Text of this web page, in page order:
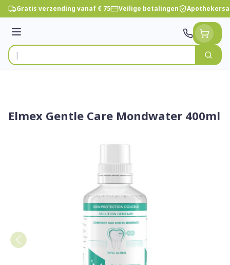
Ga naar de inhoud
Gratis verzending vanaf € 75 Veilige betalingen
Menu
Product, merk, categorie...
Zoek
Elmex Gentle Care Mondwater 400ml